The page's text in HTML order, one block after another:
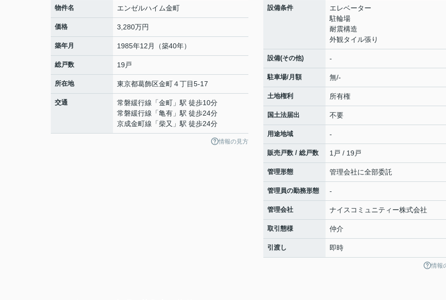
物件名 エンゼルハイム金町
価格 3,280万円
築年月 1985年12月（築40年）
総戸数 19戸
所在地 東京都葛飾区金町４丁目5-17
交通 常磐緩行線 「金町 」駅 徒歩10分
常磐緩行線 「亀有 」駅 徒歩24分
京成金町線 「柴又 」駅 徒歩24分
情報の見方
設備条件
エレベーター
駐輪場
耐震構造
外観タイル張り
設備(その他) -
駐車場/月額 無/-
土地権利 所有権
国土法届出 不要
用途地域 -
販売戸数 / 総戸数 1戸 / 19戸
管理形態 管理会社に全部委託
管理員の勤務形態 -
管理会社 ナイスコミュニティー株式会社
取引態様 仲介
引渡し 即時
情報